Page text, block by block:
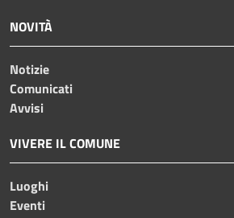
NOVITÀ
Notizie
Comunicati
Avvisi
VIVERE IL COMUNE
Luoghi
Eventi